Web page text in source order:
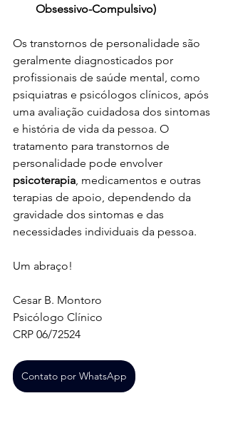
Obsessivo-Compulsivo)
Os transtornos de personalidade são
geralmente diagnosticados por
profissionais de saúde mental, como
psiquiatras e psicólogos clínicos, após
uma avaliação cuidadosa dos sintomas
e história de vida da pessoa. O
tratamento para transtornos de
personalidade pode envolver
psicoterapia, medicamentos e outras
terapias de apoio, dependendo da
gravidade dos sintomas e das
necessidades individuais da pessoa.
Um abraço!
Cesar B. Montoro
Psicólogo Clínico
CRP 06/72524
Contato por WhatsApp